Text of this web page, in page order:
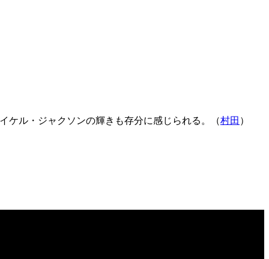
ケル・ジャクソンの輝きも存分に感じられる。（村田 ）